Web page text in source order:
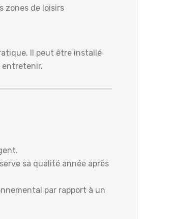
zones de loisirs
Il peut être installé
entretenir.
sa qualité année après
par rapport à un